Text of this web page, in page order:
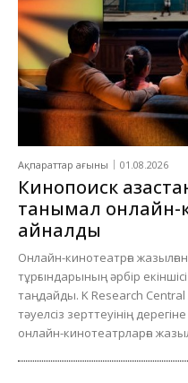
Ақпараттар ағыны 01.08.2026
Кинопоиск
танымал онлайн-
айналды
Онлайн-кинотеатрға
тұрғындарының әрбір
таңдайды. K Research
тәуелсіз зерттеуінің
онлайн-кинотеатрларға